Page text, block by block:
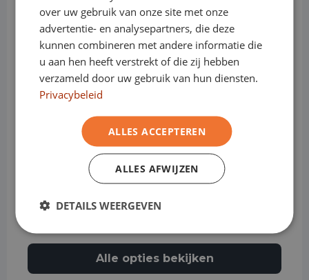
Adaptive cruise control
Airbag passagier
Airconditioning
Alle opties bekijken
over uw gebruik van onze site met onze
advertentie- en analysepartners, die deze
kunnen combineren met andere informatie die
u aan hen heeft verstrekt of die zij hebben
verzameld door uw gebruik van hun diensten.
Privacybeleid
ALLES ACCEPTEREN
ALLES AFWIJZEN
DETAILS WEERGEVEN